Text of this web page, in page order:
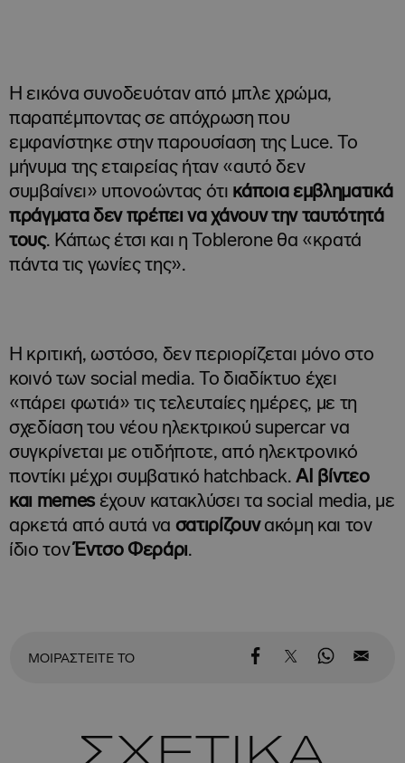
Η εικόνα συνοδευόταν από μπλε χρώμα,
παραπέμποντας σε απόχρωση που
εμφανίστηκε στην παρουσίαση της Luce. Το
μήνυμα της εταιρείας ήταν «αυτό δεν
συμβαίνει» υπονοώντας ότι κάποια εμβληματικά
πράγματα δεν πρέπει να χάνουν την ταυτότητά
τους. Κάπως έτσι και η Toblerone θα «κρατά
πάντα τις γωνίες της».
Η κριτική, ωστόσο, δεν περιορίζεται μόνο στο
κοινό των social media. Το διαδίκτυο έχει
«πάρει φωτιά» τις τελευταίες ημέρες, με τη
σχεδίαση του νέου ηλεκτρικού supercar να
συγκρίνεται με οτιδήποτε, από ηλεκτρονικό
ποντίκι μέχρι συμβατικό hatchback.AI βίντεο
και memesέχουν κατακλύσει τα social media, με
αρκετά από αυτά να σατιρίζουνακόμη και τον
ίδιο τονΈντσο Φεράρι.
ΜΟΙΡΑΣΤΕΙΤΕ ΤΟ